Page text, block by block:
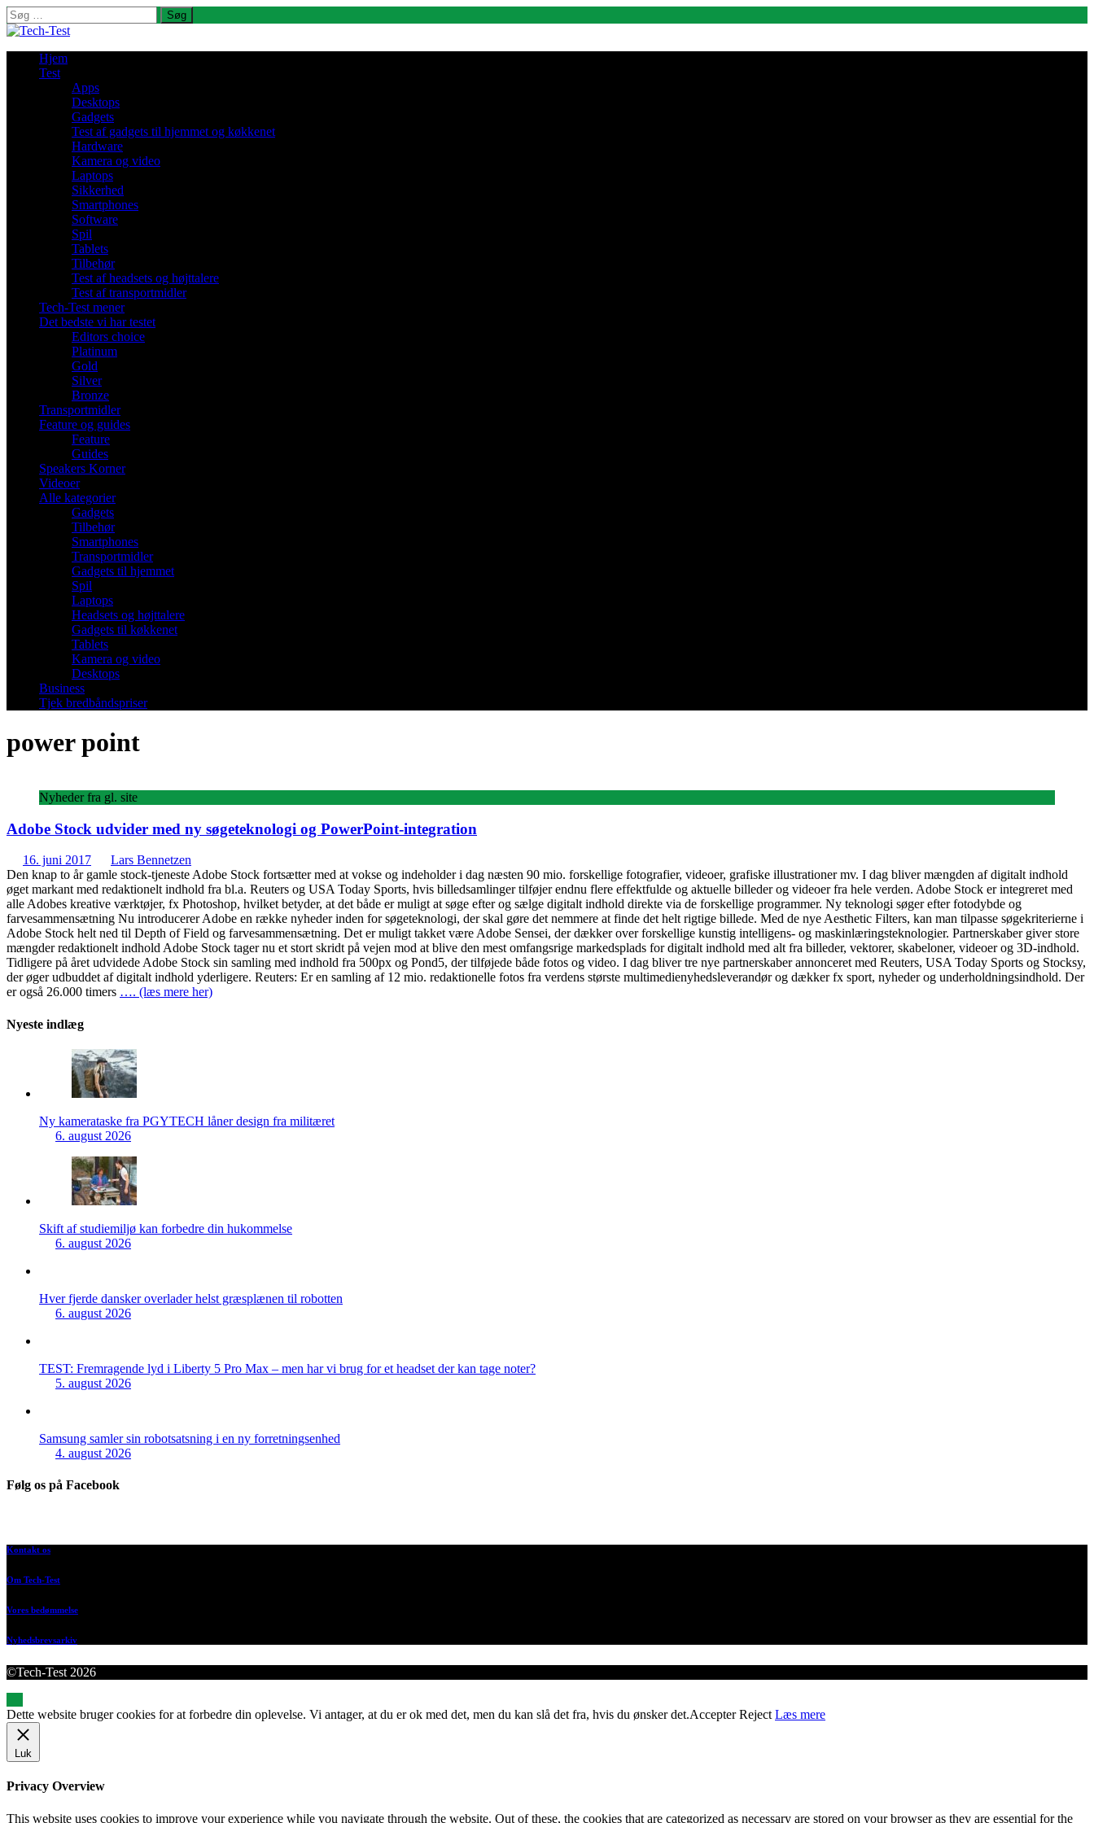
Søg
efter:
Hjem
Test
Apps
Desktops
Gadgets
Test af gadgets til hjemmet og køkkenet
Hardware
Kamera og video
Laptops
Sikkerhed
Smartphones
Software
Spil
Tablets
Tilbehør
Test af headsets og højttalere
Test af transportmidler
Tech-Test mener
Det bedste vi har testet
Editors choice
Platinum
Gold
Silver
Bronze
Transportmidler
Feature og guides
Feature
Guides
Speakers Korner
Videoer
Alle kategorier
Gadgets
Tilbehør
Smartphones
Transportmidler
Gadgets til hjemmet
Spil
Laptops
Headsets og højttalere
Gadgets til køkkenet
Tablets
Kamera og video
Desktops
Business
Tjek bredbåndspriser
power point
Nyheder fra gl. site
Adobe Stock udvider med ny søgeteknologi og PowerPoint-integration
16. juni 2017
Lars Bennetzen
Den knap to år gamle stock-tjeneste Adobe Stock fortsætter med at vokse og indeholder i dag næsten 90 mio. forskellige fotografier, videoer, grafiske illustrationer mv. I dag bliver mængden af digitalt indhold
øget markant med redaktionelt indhold fra bl.a. Reuters og USA Today Sports, hvis billedsamlinger tilføjer endnu flere effektfulde og aktuelle billeder og videoer fra hele verden. Adobe Stock er integreret med
alle Adobes kreative værktøjer, fx Photoshop, hvilket betyder, at det både er muligt at søge efter og sælge digitalt indhold direkte via de forskellige programmer. Ny teknologi søger efter fotodybde og
farvesammensætning Nu introducerer Adobe en række nyheder inden for søgeteknologi, der skal gøre det nemmere at finde det helt rigtige billede. Med de nye Aesthetic Filters, kan man tilpasse søgekriterierne i
Adobe Stock helt ned til Depth of Field og farvesammensætning. Det er muligt takket være Adobe Sensei, der dækker over forskellige kunstig intelligens- og maskinlæringsteknologier. Partnerskaber giver store
mængder redaktionelt indhold Adobe Stock tager nu et stort skridt på vejen mod at blive den mest omfangsrige markedsplads for digitalt indhold med alt fra billeder, vektorer, skabeloner, videoer og 3D-indhold.
Tidligere på året udvidede Adobe Stock sin samling med indhold fra 500px og Pond5, der tilføjede både fotos og video. I dag bliver tre nye partnerskaber annonceret med Reuters, USA Today Sports og Stocksy,
der øger udbuddet af digitalt indhold yderligere. Reuters: Er en samling af 12 mio. redaktionelle fotos fra verdens største multimedienyhedsleverandør og dækker fx sport, nyheder og underholdningsindhold. Der
er også 26.000 timers …. (læs mere her)
Nyeste indlæg
Ny kamerataske fra PGYTECH låner design fra militæret
6. august 2026
Skift af studiemiljø kan forbedre din hukommelse
6. august 2026
Hver fjerde dansker overlader helst græsplænen til robotten
6. august 2026
TEST: Fremragende lyd i Liberty 5 Pro Max – men har vi brug for et headset der kan tage noter?
5. august 2026
Samsung samler sin robotsatsning i en ny forretningsenhed
4. august 2026
Følg os på Facebook
Kontakt os
Om Tech-Test
Vores bedømmelse
Nyhedsbrevsarkiv
©Tech-Test 2026
Dette website bruger cookies for at forbedre din oplevelse. Vi antager, at du er ok med det, men du kan slå det fra, hvis du ønsker det.Accepter Reject Læs mere
Luk
Privacy Overview
This website uses cookies to improve your experience while you navigate through the website. Out of these, the cookies that are categorized as necessary are stored on your browser as they are essential for the